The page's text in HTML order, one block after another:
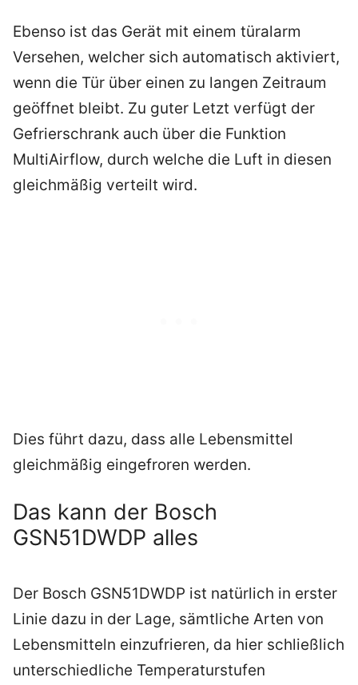
Ebenso ist das Gerät mit einem türalarm
Versehen, welcher sich automatisch aktiviert,
wenn die Tür über einen zu langen Zeitraum
geöffnet bleibt. Zu guter Letzt verfügt der
Gefrierschrank auch über die Funktion
MultiAirflow, durch welche die Luft in diesen
gleichmäßig verteilt wird.
Dies führt dazu, dass alle Lebensmittel
gleichmäßig eingefroren werden.
Das kann der Bosch
GSN51DWDP alles
Der Bosch GSN51DWDP ist natürlich in erster
Linie dazu in der Lage, sämtliche Arten von
Lebensmitteln einzufrieren, da hier schließlich
unterschiedliche Temperaturstufen